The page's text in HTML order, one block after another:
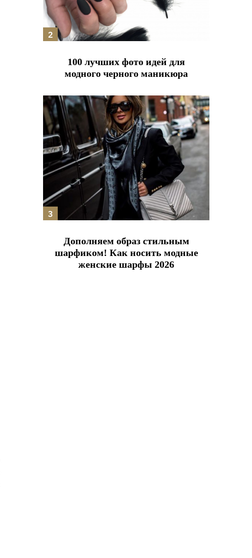
100 лучших фото идей для
модного черного маникюра
Дополняем образ стильным
шарфиком! Как носить модные
женские шарфы 2026